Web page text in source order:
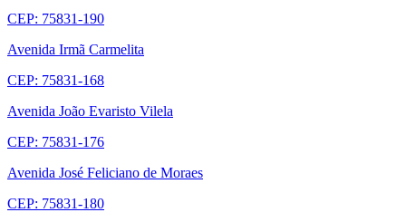
CEP: 75831-190
Avenida Irmã Carmelita
CEP: 75831-168
Avenida João Evaristo Vilela
CEP: 75831-176
Avenida José Feliciano de Moraes
CEP: 75831-180